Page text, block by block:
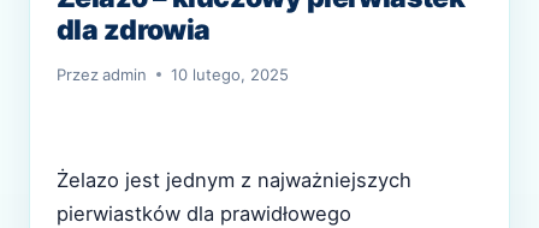
dla zdrowia
Przezadmin 10 lutego, 2025
Żelazo jest jednym z najważniejszych
pierwiastków dla prawidłowego